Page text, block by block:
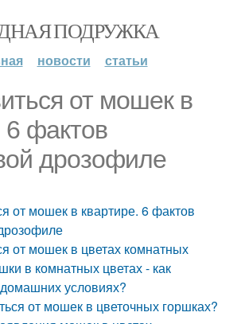
ПОДРУЖКА
новости статьи
от мошек в
6 фактов
дрозофиле
от мошек в квартире. 6 фактов
от мошек в цветах комнатных
в комнатных цветах - как
условиях?
от мошек в цветочных горшках?